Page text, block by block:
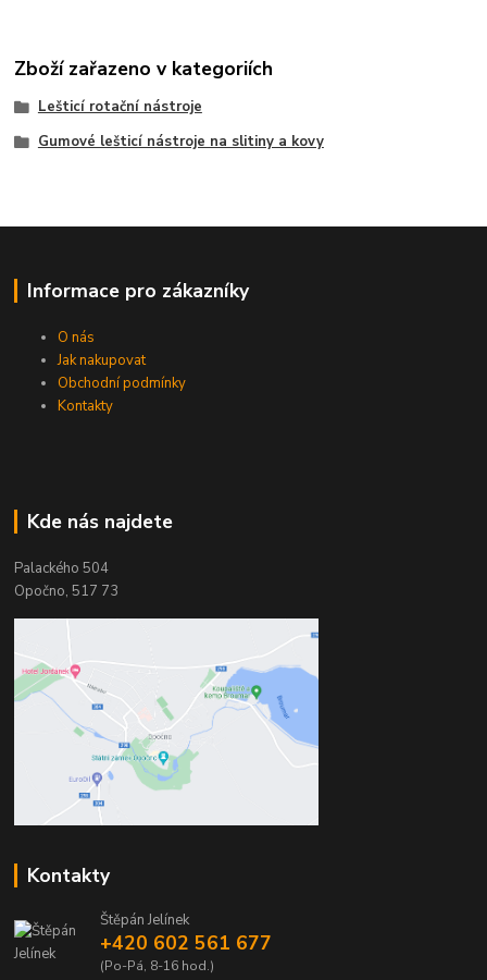
Zboží zařazeno v kategoriích
Lešticí rotační nástroje
Gumové lešticí nástroje na slitiny a kovy
Informace pro zákazníky
O nás
Jak nakupovat
Obchodní podmínky
Kontakty
Kde nás najdete
Palackého 504
Opočno, 517 73
Kontakty
Štěpán Jelínek
+420 602 561 677
(Po-Pá, 8-16 hod.)